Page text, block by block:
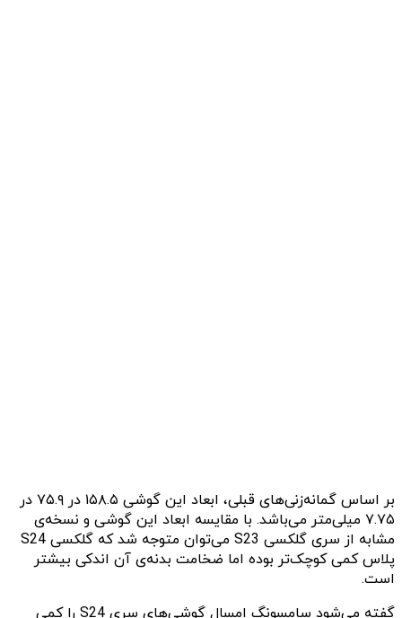
بر اساس گمانه‌زنی‌های قبلی، ابعاد این گوشی ۱۵۸.۵ در ۷۵.۹ در
۷.۷۵ میلی‌متر می‌باشد. با مقایسه ابعاد این گوشی و نسخه‌ی
مشابه از سری گلکسی S23 می‌توان متوجه شد که گلکسی S24
پلاس کمی کوچک‌تر بوده اما ضخامت بدنه‌ی آن اندکی بیشتر
است.
گفته می‌شود سامسونگ امسال گوشی‌های سری S24 را کمی